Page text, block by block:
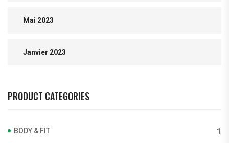
Mai 2023
Janvier 2023
PRODUCT CATEGORIES
BODY & FIT 1